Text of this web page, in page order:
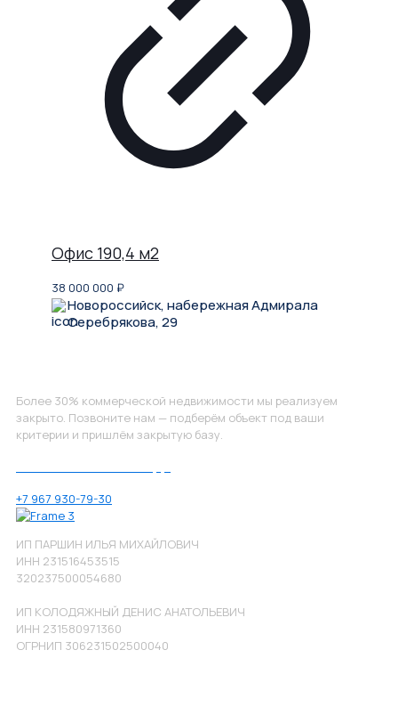
Офис 190,4 м2
38 000 000 ₽
Новороссийск, набережная Адмирала
Серебрякова, 29
Более 30% коммерческой недвижимости мы реализуем
закрыто. Позвоните нам — подберём объект под ваши
критерии и пришлём закрытую базу.
+7 967 930-79-30
ИП ПАРШИН ИЛЬЯ МИХАЙЛОВИЧ
ИНН 231516453515
320237500054680
ИП КОЛОДЯЖНЫЙ ДЕНИС АНАТОЛЬЕВИЧ
ИНН 231580971360
ОГРНИП 306231502500040